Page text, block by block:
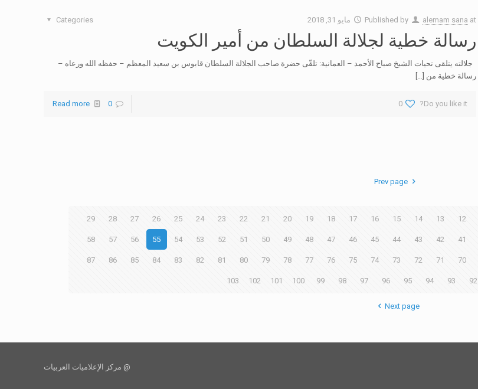
Published by alemam sana at مايو 31, 2018 Categories
رسالة خطية لجلالة السلطان من أمير الكويت
جلالته يتلقى تحيات الشيخ صباح الأحمد – العمانية: تلقّى حضرة صاحب الجلالة السلطان قابوس بن سعيد المعظم – حفظه الله ورعاه –
رسالة خطية من […]
Do you like it?
0
0
Read more
Prev page
12
13
14
15
16
17
18
19
20
21
22
23
24
25
26
27
28
29
41
42
43
44
45
46
47
48
49
50
51
52
53
54
55
56
57
58
70
71
72
73
74
75
76
77
78
79
80
81
82
83
84
85
86
87
92
93
94
95
96
97
98
99
100
101
102
103
Next page
@ مركز الإعلاميات العربيات